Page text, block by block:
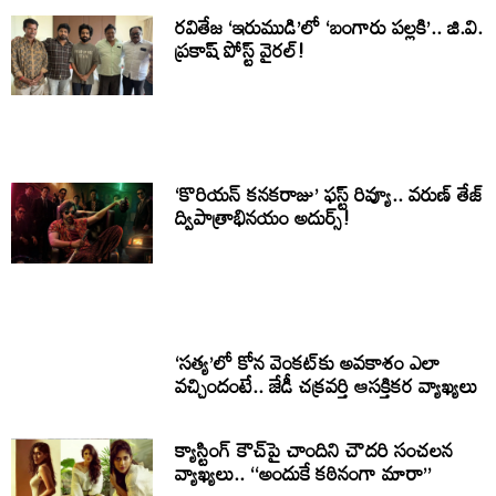
రవితేజ ‘ఇరుముడి’లో ‘బంగారు పల్లకి’.. జి.వి.
ప్రకాష్ పోస్ట్ వైరల్!
‘కొరియన్ కనకరాజు’ ఫస్ట్ రివ్యూ.. వరుణ్ తేజ్
ద్విపాత్రాభినయం అదుర్స్!
‘సత్య’లో కోన వెంకట్‌కు అవకాశం ఎలా
వచ్చిందంటే.. జేడీ చక్రవర్తి ఆసక్తికర వ్యాఖ్యలు
క్యాస్టింగ్ కౌచ్‌పై చాందిని చౌదరి సంచలన
వ్యాఖ్యలు.. ‘‘అందుకే కఠినంగా మారా’’